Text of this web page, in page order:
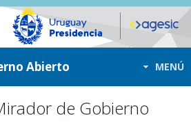
Abierto MENÚ
de Gobierno